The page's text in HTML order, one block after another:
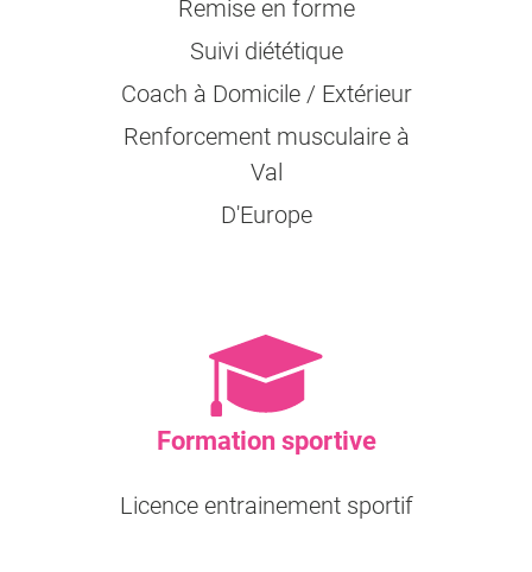
Remise en forme
Suivi diététique
Coach à Domicile / Extérieur
Renforcement musculaire à
Val
D'Europe
Formation sportive
Licence entrainement sportif